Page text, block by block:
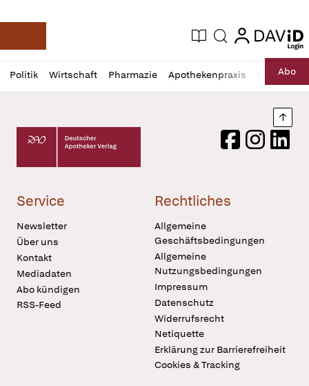
Deutsche Apotheker Zeitung
Aktuelle Ausgabe
Suche login
login
Politik Wirtschaft Pharmazie Apothekenpraxis RechtAbo
Profil
öffnen
Daz
Pur
Deutscher Apotheker Verlag Logo
FacebookInstagram
Service
Newsletter
Über uns
Kontakt
Mediadaten
Abo kündigen
RSS-Feed
Rechtliches
Allgemeine
Geschäftsbedingungen
Allgemeine
Nutzungsbedingungen
Impressum
Datenschutz
Widerrufsrecht
Netiquette
Erklärung zur Barrierefreiheit
Cookies & Tracking